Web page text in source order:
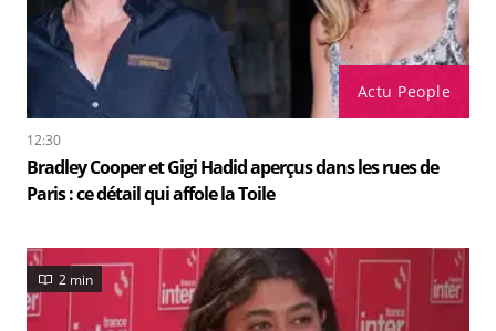
Actu People
12:30
Bradley Cooper et Gigi Hadid aperçus dans les rues de
Paris : ce détail qui affole la Toile
2 min